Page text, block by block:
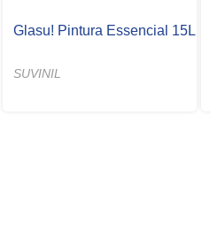
Glasu! Pintura Essencial 15L
SUVINIL